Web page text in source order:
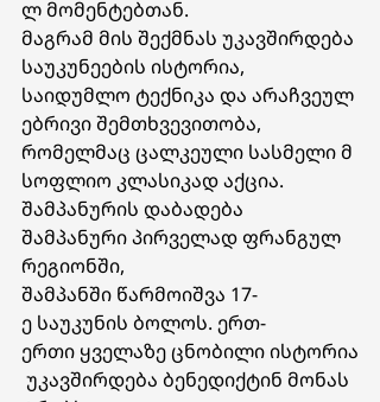
ლ მომენტებთან.
მაგრამ მის შექმნას უკავშირდება
საუკუნეების ისტორია,
საიდუმლო ტექნიკა და არაჩვეულ
ებრივი შემთხვევითობა,
რომელმაც ცალკეული სასმელი მ
სოფლიო კლასიკად აქცია.
შამპანურის დაბადება
შამპანური პირველად ფრანგულ
რეგიონში,
შამპანში წარმოიშვა 17-
ე საუკუნის ბოლოს. ერთ-
ერთი ყველაზე ცნობილი ისტორია
უკავშირდება ბენედიქტინ მონას